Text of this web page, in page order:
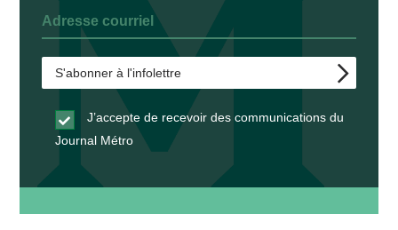
J’accepte de recevoir des communications du
Journal Métro